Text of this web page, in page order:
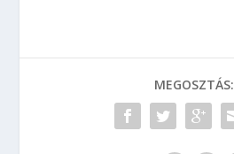
MEGOSZTÁS: